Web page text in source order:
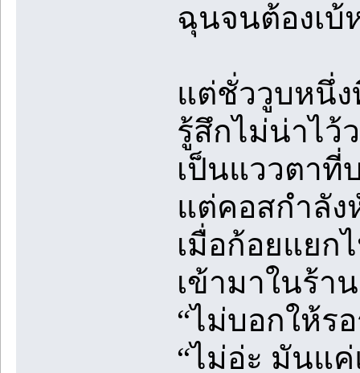
ฉุนจนต้องเบ้
แต่ชั่ววูบหนึ่
รู้สึกไม่น่าไว้
เป็นแววตาที่
แต่คอสกำลัง
เมื่อก้อยแยก
เข้ามาในร้าน
“ไม่บอกให้ร
“ไม่อ่ะ มันแ